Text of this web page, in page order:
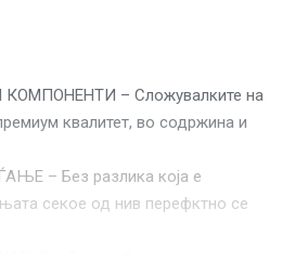
– Сложувалките на
квалитет, во содржина и
– Без разлика која е
секое од нив перефктно се